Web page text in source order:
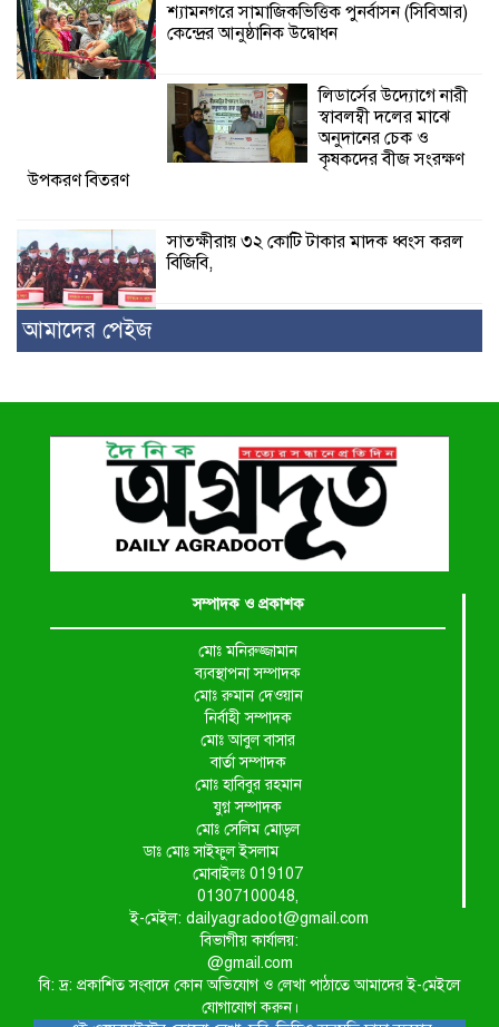
শ্যামনগরে সামাজিকভিত্তিক পুনর্বাসন (সিবিআর)
কেন্দ্রের আনুষ্ঠানিক উদ্বোধন
লিডার্সের উদ্যোগে নারী
স্বাবলম্বী দলের মাঝে
অনুদানের চেক ও
কৃষকদের বীজ সংরক্ষণ
উপকরণ বিতরণ
সাতক্ষীরায় ৩২ কোটি টাকার মাদক ধ্বংস করল
বিজিবি,
আমাদের পেইজ
সম্পাদক ও প্রকাশক
মোঃ মনিরুজ্জামান
ব্যবস্থাপনা সম্পাদক
মোঃ রুমান দেওয়ান
নির্বাহী সম্পাদক
মোঃ আবুল বাসার
বার্তা সম্পাদক
মোঃ হাবিবুর রহমান
যুগ্ন সম্পাদক
মোঃ সেলিম মোড়ল
ডাঃ মোঃ সাইফুল ইসলাম
মোবাইলঃ 019107
01307100048,
ই-মেইল: dailyagradoot@gmail.com
বিভাগীয় কার্যালয়:
@gmail.com
বি: দ্র: প্রকাশিত সংবাদে কোন অভিযোগ ও লেখা পাঠাতে আমাদের ই-মেইলে
যোগাযোগ করুন।